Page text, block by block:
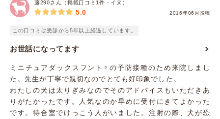
藤290さん（掲載口コミ1件・イヌ）
2016年06月投稿
5.0
この口コミは受診から5年以上経過しています。
お世話になってます
ミニチュアダックスフント♀の予防接種のため来院しまし
た。先生が丁寧で親切なのでとても好印象でした。
わたしの犬は太りぎみなのでそのアドバイスもいただきあ
りがたかったです。人気なのか早めに受付にきてよかった
です。待合室でけっこう人がいました。注射の際、犬が恐